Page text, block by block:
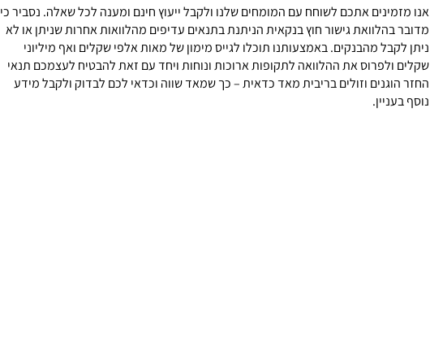
אנו מזמינים אתכם לשוחח עם המומחים שלנו ולקבל ייעוץ חינם ומענה לכל שאלה. נסביר כי
מדובר בהלוואת גישור חוץ בנקאית הניתנת בתנאים עדיפים מהלוואות אחרות שניתן או לא
ניתן לקבל מהבנקים. באמצעותנו תוכלו לגייס מימון של מאות אלפי שקלים ואף מיליוני
שקלים ולפרוס את ההלוואה לתקופות ארוכות ונוחות ויחד עם זאת להבטיח לעצמכם תנאי
החזר הוגנים וזולים בריבית מאד כדאית – כך שמאד שווה וכדאי לכם לבדוק ולקבל מידע
נוסף בעניין.